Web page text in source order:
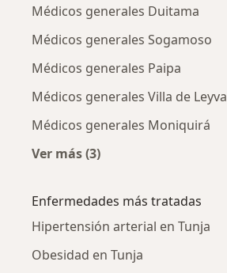
Médicos generales Duitama
Médicos generales Sogamoso
Médicos generales Paipa
Médicos generales Villa de Leyva
Médicos generales Moniquirá
Ver más (3)
Enfermedades más tratadas
Hipertensión arterial en Tunja
Obesidad en Tunja